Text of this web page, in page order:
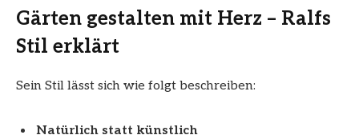
Gärten gestalten mit Herz – Ralfs
Stil erklärt
Sein Stil lässt sich wie folgt beschreiben:
Natürlich statt künstlich